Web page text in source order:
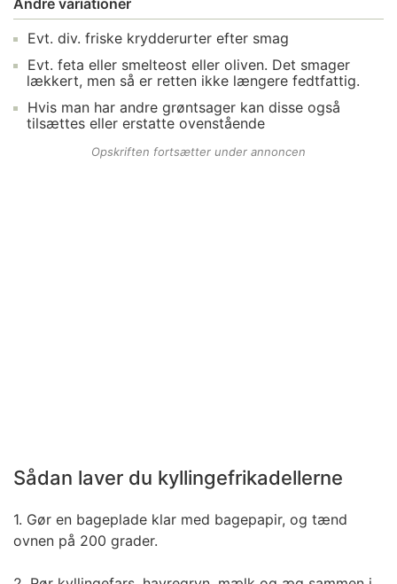
Evt. div. friske krydderurter efter smag
Evt. feta eller smelteost eller oliven. Det smager
lækkert, men så er retten ikke længere fedtfattig.
Hvis man har andre grøntsager kan disse også
tilsættes eller erstatte ovenstående
Opskriften fortsætter under annoncen
Sådan laver du kyllingefrikadellerne
1. Gør en bageplade klar med bagepapir, og tænd
ovnen på 200 grader.